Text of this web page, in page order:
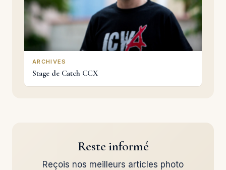
ARCHIVES
Stage de Catch CCX
Reste informé
Reçois nos meilleurs articles photo